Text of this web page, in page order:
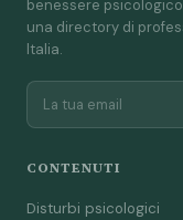
benessere
una directory di
Italia.
CONTENUTI
Disturbi psicologici